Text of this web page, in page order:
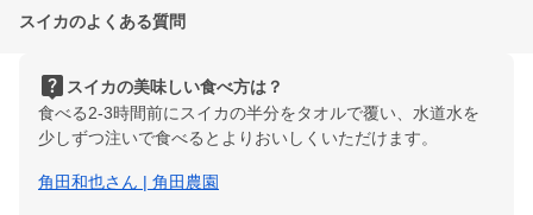
スイカのよくある質問
live_help スイカの美味しい食べ方は？
食べる2-3時間前にスイカの半分をタオルで覆い、水道水を
少しずつ注いで食べるとよりおいしくいただけます。
角田和也さん | 角田農園